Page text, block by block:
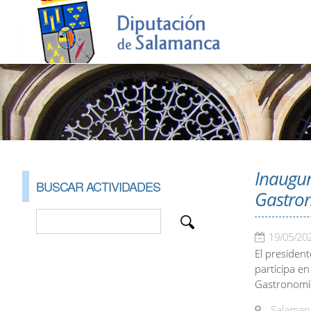
BUSCAR ACTIVIDADES
19/05/
El
participa